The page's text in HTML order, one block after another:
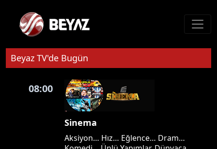
Beyaz TV'de Bugün
08:00
Sinema
Aksiyon… Hız… Eğlence… Dram…